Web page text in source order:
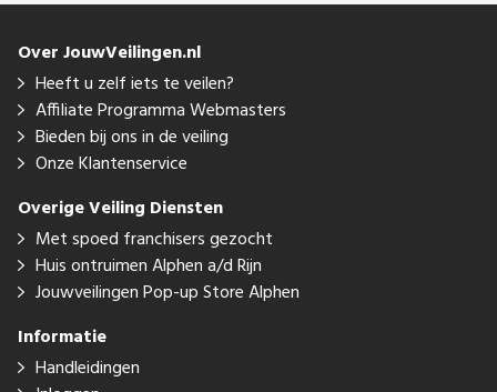
Over JouwVeilingen.nl
Heeft u zelf iets te veilen?
Affiliate Programma Webmasters
Bieden bij ons in de veiling
Onze Klantenservice
Overige Veiling Diensten
Met spoed franchisers gezocht
Huis ontruimen Alphen a/d Rijn
Jouwveilingen Pop-up Store Alphen
Informatie
Handleidingen